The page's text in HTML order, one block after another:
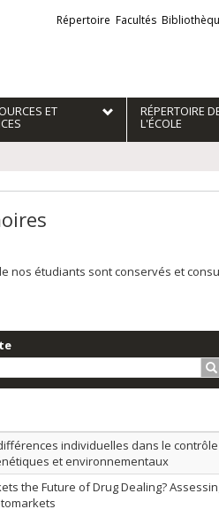
Liens
externes
Répertoire Facultés
ET RÉPERTOIRE
L'ÉCOLE
nos étudiants sont conservés et
croissant
titre en ordre croissant
individuelles dans le
et environnementaux
the Future of Drug Dealing?